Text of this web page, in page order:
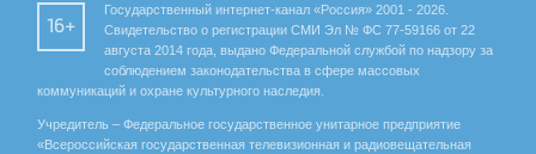
16+
Государственный интернет-канал «Россия» 2001 - 2026.
Свидетельство о регистрации СМИ Эл № ФС 77-59166 от 22
августа 2014 года, выдано Федеральной службой по надзору за
соблюдением законодательства в сфере массовых
коммуникаций и охране культурного наследия.
Учредитель – Федеральное государственное унитарное предприятие
«Всероссийская государственная телевизионная и радиовещательная